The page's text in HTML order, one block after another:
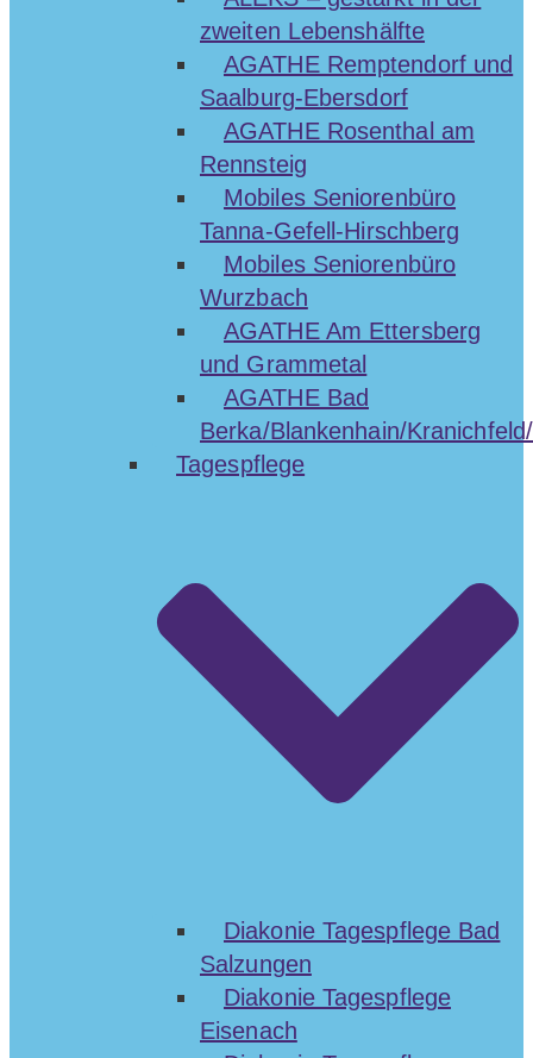
zweiten Lebenshälfte
AGATHE Remptendorf und
Saalburg-Ebersdorf
AGATHE Rosenthal am
Rennsteig
Mobiles Seniorenbüro
Tanna-Gefell-Hirschberg
Mobiles Seniorenbüro
Wurzbach
AGATHE Am Ettersberg
und Grammetal
AGATHE Bad
Berka/Blankenhain/
Tagespflege
Diakonie Tagespflege Bad
Salzungen
Diakonie Tagespflege
Eisenach